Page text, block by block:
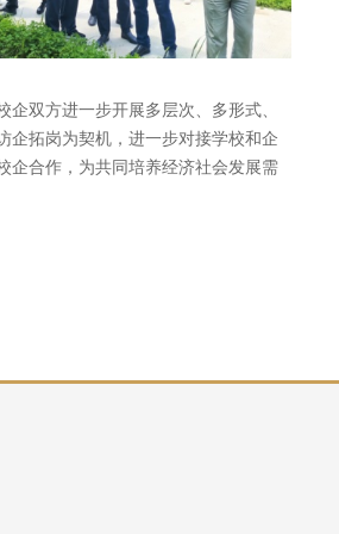
双方进一步开展多层次、多形式、
企拓岗为契机，进一步对接学校和企
企合作，为共同培养经济社会发展需